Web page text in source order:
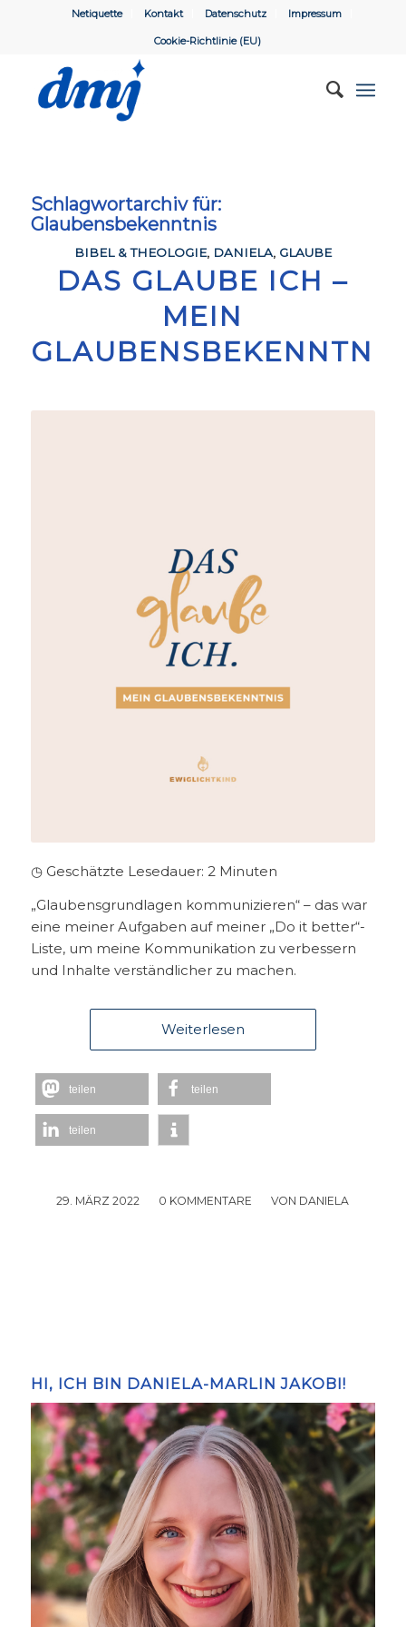
Netiquette Kontakt Datenschutz Impressum
Cookie-Richtlinie (EU)
Schlagwortarchiv für:
Glaubensbekenntnis
BIBEL & THEOLOGIE, DANIELA, GLAUBE
DAS GLAUBE ICH –
MEIN
GLAUBENSBEKENNTNIS
◷ Geschätzte Lesedauer: 2 Minuten
„Glaubensgrundlagen kommunizieren“ – das war
eine meiner Aufgaben auf meiner „Do it better“-
Liste, um meine Kommunikation zu verbessern
und Inhalte verständlicher zu machen.
Weiterlesen
teilen teilen
teilen
29. MÄRZ 2022
/ 0 KOMMENTARE
/ VON DANIELA
HI, ICH BIN DANIELA-MARLIN JAKOBI!